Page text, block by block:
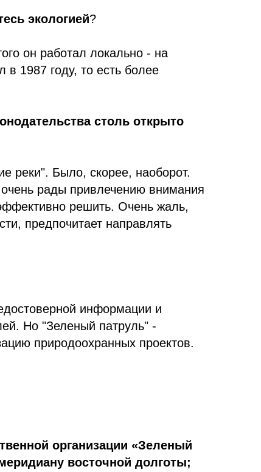
экологией?
он работал локально - на
в 1987 году, то есть более
столь открыто
реки". Было, скорее, наоборот.
рады привлечению внимания
решить. Очень жаль,
предпочитает направлять
информации и
Но "Зеленый патруль" -
природоохранных проектов.
организации «Зеленый
восточной долготы;